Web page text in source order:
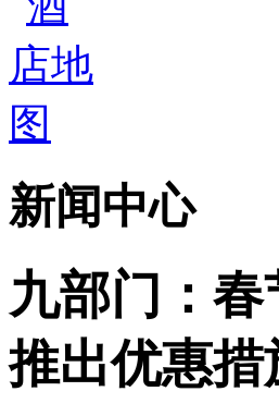
新闻中心
九部门：
推出优惠措